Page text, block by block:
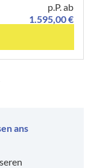
p.P. ab
1.595,00 €
ans